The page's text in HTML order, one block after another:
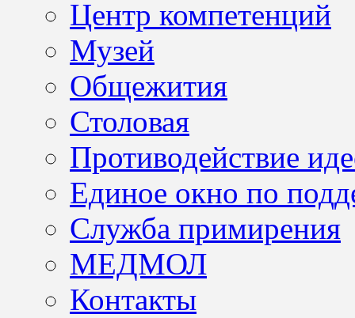
Центр компетенций
Музей
Общежития
Столовая
Противодействие
Единое окно по
Служба примирения
МЕДМОЛ
Контакты